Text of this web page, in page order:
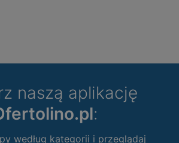
naszą aplikację
:
według kategorii i przeglądaj